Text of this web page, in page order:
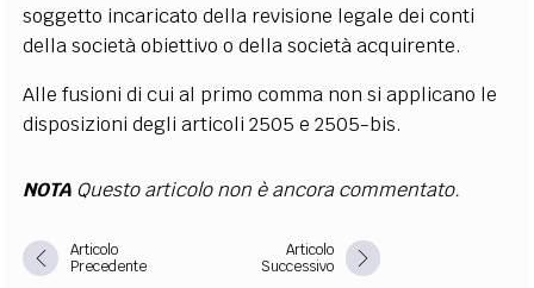
soggetto incaricato della revisione legale dei conti
della società obiettivo o della società acquirente.
Alle fusioni di cui al primo comma non si applicano le
disposizioni degli articoli 2505 e 2505-bis.
NOTA Questo articolo non è ancora commentato.
Articolo
Precedente
Articolo
Successivo